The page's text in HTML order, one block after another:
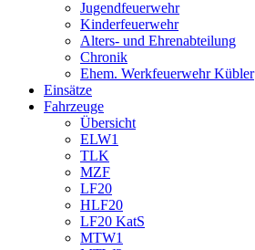
Jugendfeuerwehr
Kinderfeuerwehr
Alters- und Ehrenabteilung
Chronik
Ehem. Werkfeuerwehr Kübler
Einsätze
Fahrzeuge
Übersicht
ELW1
TLK
MZF
LF20
HLF20
LF20 KatS
MTW1